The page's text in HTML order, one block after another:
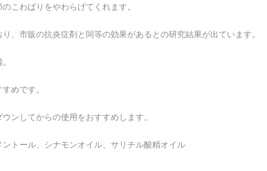
こわばりをやわらげてくれます。
、市販の抗炎症剤と同等の効果があるとの研究結果が出ています。
めです。
ンしてからの使用をおすすめします。
トール、シナモンオイル、サリチル酸精オイル